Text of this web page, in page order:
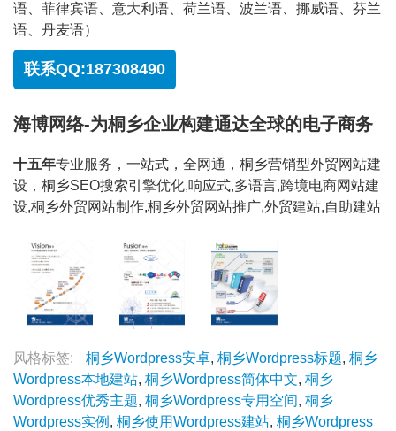
语、菲律宾语、意大利语、荷兰语、波兰语、挪威语、芬兰
语、丹麦语）
联系QQ:187308490
海博网络-为桐乡企业构建通达全球的电子商务
十五年专业服务，一站式，全网通，桐乡营销型外贸网站建
设，桐乡SEO搜索引擎优化,响应式,多语言,跨境电商网站建
设,桐乡外贸网站制作,桐乡外贸网站推广,外贸建站,自助建站
风格标签: 桐乡Wordpress安卓, 桐乡Wordpress标题, 桐乡
Wordpress本地建站, 桐乡Wordpress简体中文, 桐乡
Wordpress优秀主题, 桐乡Wordpress专用空间, 桐乡
Wordpress实例 , 桐乡使用Wordpress建站, 桐乡Wordpress